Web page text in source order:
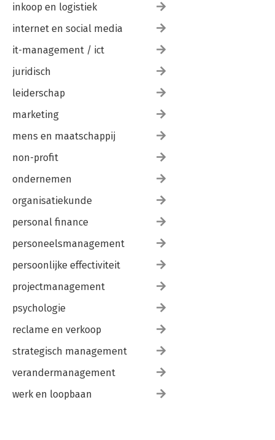
inkoop en logistiek
internet en social media
it-management / ict
juridisch
leiderschap
marketing
mens en maatschappij
non-profit
ondernemen
organisatiekunde
personal finance
personeelsmanagement
persoonlijke effectiviteit
projectmanagement
psychologie
reclame en verkoop
strategisch management
verandermanagement
werk en loopbaan